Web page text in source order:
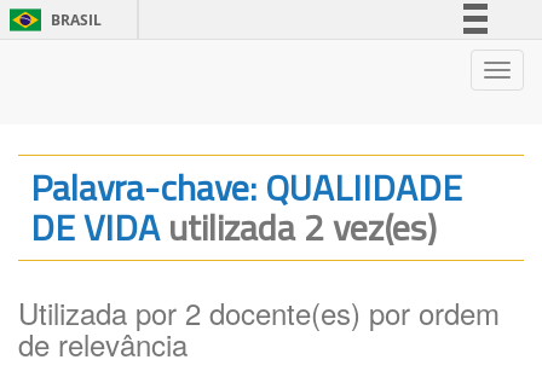
BRASIL
Legislação
Canais
Palavra-chave: QUALIIDADE
DE VIDAutilizada 2 vez(es)
Utilizada por 2 docente(es) por ordem
de relevância